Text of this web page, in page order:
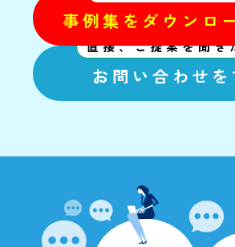
直接、ご提案を聞き
お問い合わせを
事例集をダウンロ